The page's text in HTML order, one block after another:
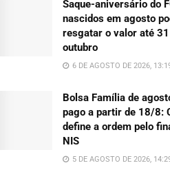
Saque-aniversário do
nascidos em agosto
resgatar o valor até
outubro
6 DE AGOSTO DE 2026,
Bolsa Família de
pago a partir de 18/8:
define a ordem pelo
NIS
5 DE AGOSTO DE 2026,